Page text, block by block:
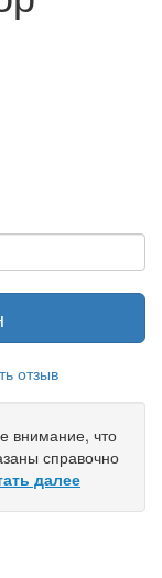
отзыв
внимание, что
справочно
далее